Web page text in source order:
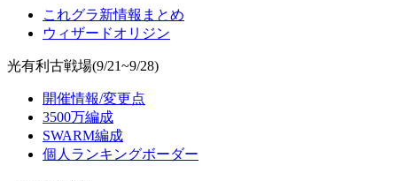
これグラ新情報まとめ
ウィザードオリジン
光有利古戦場(9/21~9/28)
開催情報/変更点
3500万編成
SWARM編成
個人ランキングボーダー